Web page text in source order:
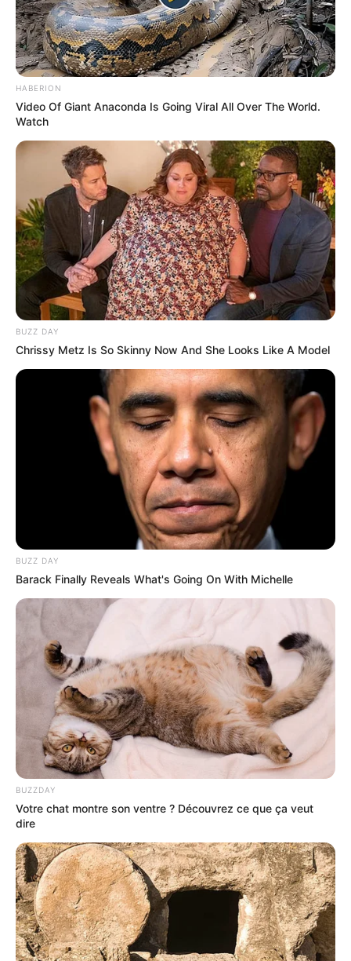
LOTERIES DU MONDE
HABERION
Video Of Giant Anaconda Is Going Viral All Over The World.
Watch
BUZZ DAY
Chrissy Metz Is So Skinny Now And She Looks Like A Model
BUZZ DAY
Barack Finally Reveals What's Going On With Michelle
BUZZDAY
Votre chat montre son ventre ? Découvrez ce que ça veut
dire